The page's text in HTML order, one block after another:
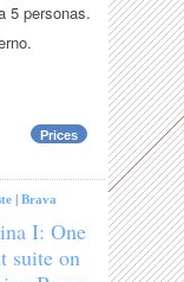
5 personas.
Prices
|Brava
I: One
suite on